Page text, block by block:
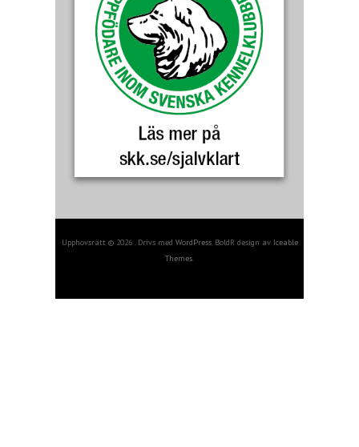
Upphovsrätt © 2026 . Drivs med WordPress. BoldR design av Iceable
Themes